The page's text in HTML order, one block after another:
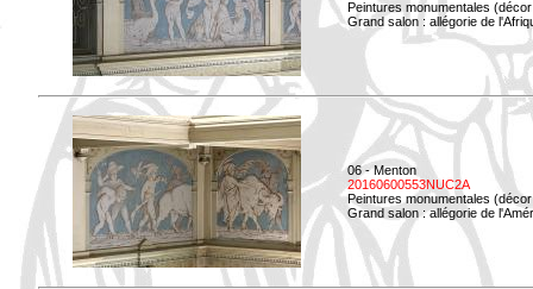
Peintures monumentales
Grand salon : allégorie de
06 - Menton
20160600553NUC2A
Peintures monumentales
Grand salon : allégorie de